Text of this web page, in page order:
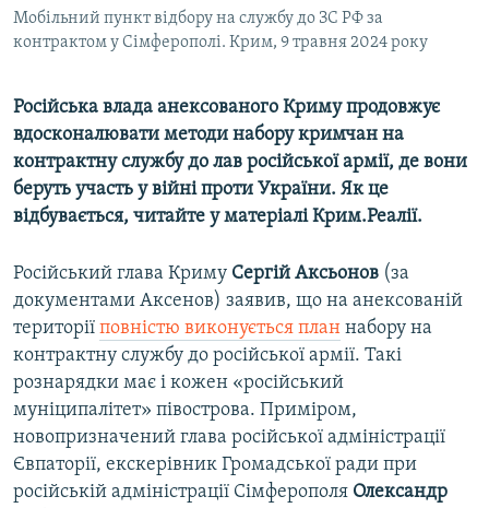
Мобільний пункт відбору на службу до ЗС РФ за
контрактом у Сімферополі. Крим, 9 травня 2024 року
Російська влада анексованого Криму продовжує
вдосконалювати методи набору кримчан на
контрактну службу до лав російської армії, де вони
беруть участь у війні проти України. Як це
відбувається, читайте у матеріалі Крим.Реалії.
Російський глава Криму Сергій Аксьонов (за
документами Аксенов) заявив, що на анексованій
території повністю виконується план набору на
контрактну службу до російської армії. Такі
рознарядки має і кожен «російський
муніципалітет» півострова. Приміром,
новопризначений глава російської адміністрації
Євпаторії, екскерівник Громадської ради при
російській адміністрації Сімферополя Олександр